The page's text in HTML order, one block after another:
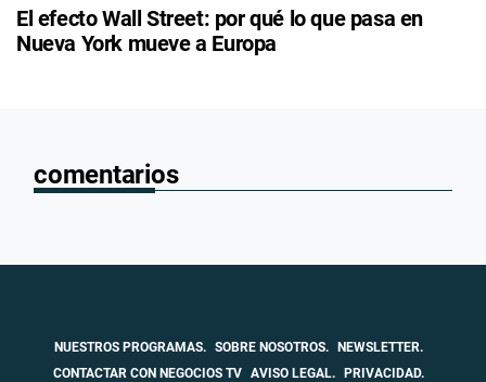
El efecto Wall Street: por qué lo que pasa en
Nueva York mueve a Europa
comentarios
NUESTROS PROGRAMAS. SOBRE NOSOTROS.
NEWSLETTER.
CONTACTAR CON NEGOCIOS TV AVISO LEGAL.
PRIVACIDAD.